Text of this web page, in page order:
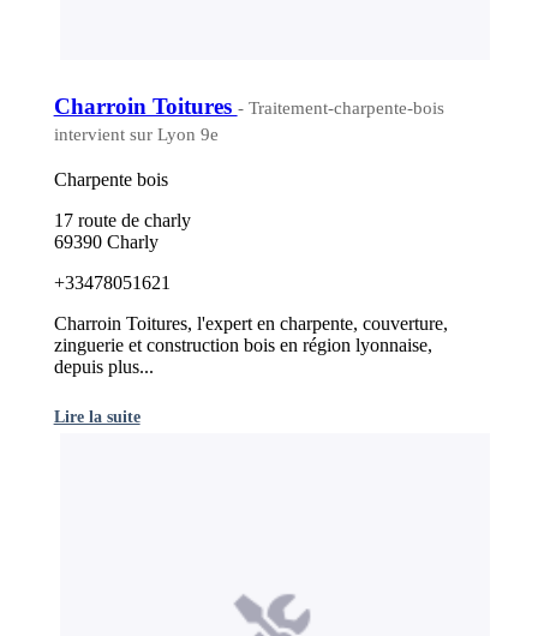
Charroin Toitures - Traitement-charpente-bois
intervient sur Lyon 9e
Charpente bois
17 route de charly
69390 Charly
+33478051621
Charroin Toitures, l'expert en charpente, couverture,
zinguerie et construction bois en région lyonnaise,
depuis plus...
Lire la suite